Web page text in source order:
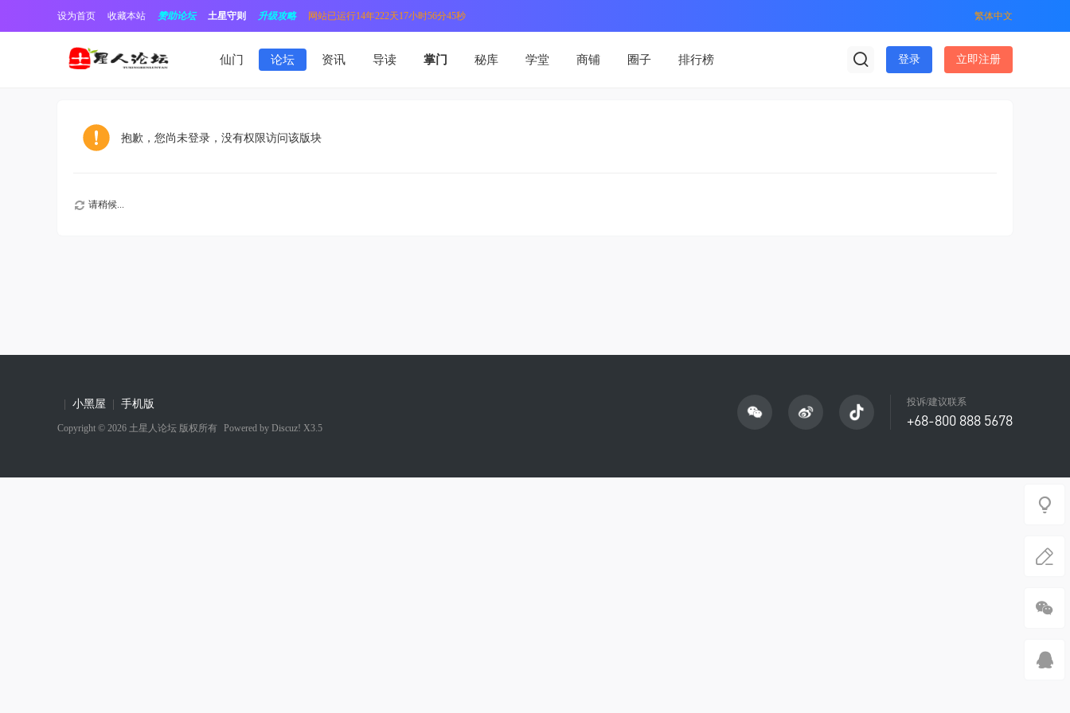
设为首页 收藏本站 赞助论坛 土星守则 升级攻略 网站已运行14年222天17小时56分45秒 繁体中文
仙门 论坛 资讯 导读 掌门 秘库 学堂 商铺 圈子 排行榜 登录 立即注册
抱歉，您尚未登录，没有权限访问该版块
请稍候...
投诉/建议联系
+68-800 888 5678
小黑屋 手机版
Copyright © 2026 土星人论坛 版权所有 Powered by Discuz! X3.5